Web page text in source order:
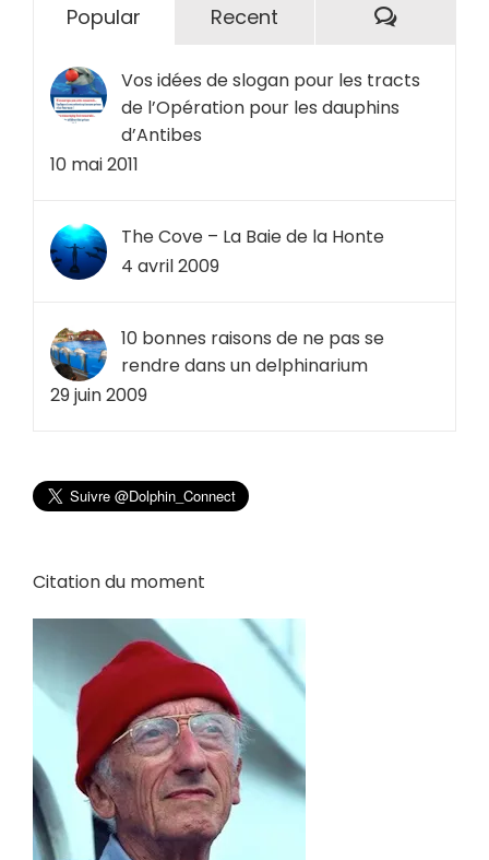
Popular Recent
Vos idées de slogan pour les tracts
de l’Opération pour les dauphins
d’Antibes
10 mai 2011
The Cove – La Baie de la Honte
4 avril 2009
10 bonnes raisons de ne pas se
rendre dans un delphinarium
29 juin 2009
Citation du moment